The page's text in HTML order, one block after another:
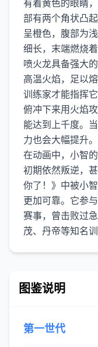
有着黄色的眼睛
部有两个角状凸
呈橙色，腹部为
细长，末端燃烧
喷火龙具备强大
高温火焰，足以
训练家才能指挥
俯冲下来用火焰
能达到上千度。
力也会大幅提升。
在动画中，小智
初期依然叛逆，
你了！》中被小
更加可靠。它参
赛事，曾击败过
图鉴说明
第一世代